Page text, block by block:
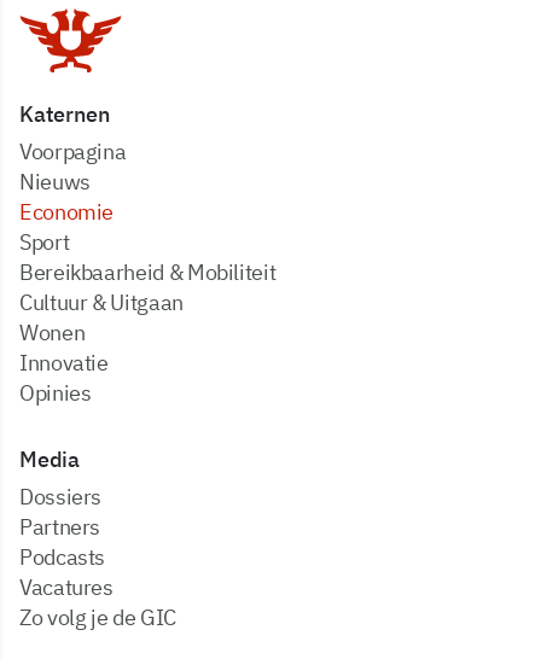
Katernen
Voorpagina
Nieuws
Economie
Sport
Bereikbaarheid & Mobiliteit
Cultuur & Uitgaan
Wonen
Innovatie
Opinies
Media
dossiers
partners
podcasts
vacatures
zo volg je de GIC